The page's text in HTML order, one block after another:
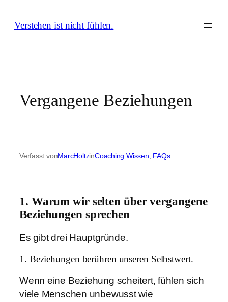
Inhalt
Verstehen ist nicht fühlen.
Vergangene Beziehungen
Verfasst vonMarcHoltzinCoaching Wissen, FAQs
1. Warum wir selten über vergangene
Beziehungen sprechen
Es gibt drei Hauptgründe.
1. Beziehungen berühren unseren Selbstwert.
Wenn eine Beziehung scheitert, fühlen sich
viele Menschen unbewusst wie